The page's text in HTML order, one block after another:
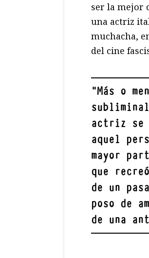
ser la mejor
una actriz
muchacha,
del cine
"Más o
actriz se
aquel
mayor
que
de un
poso de
de una